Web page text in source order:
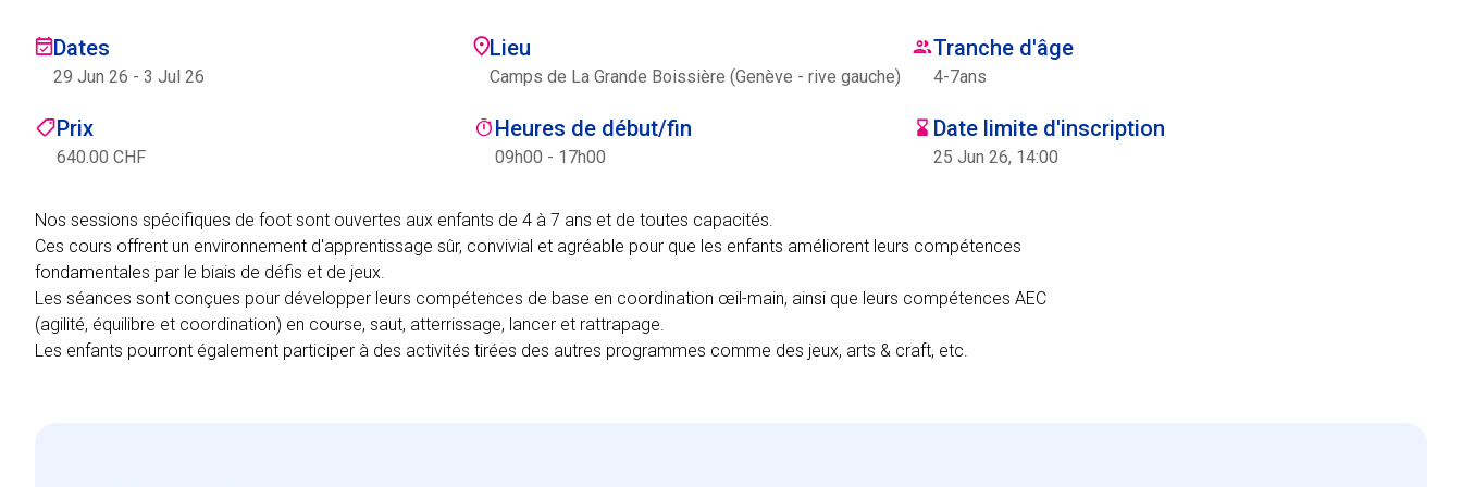
Dates
29 Jun 26 - 3 Jul 26
Lieu
Camps de La Grande Boissière (Genève - rive gauche)
Tranche d'âge
4-7ans
Prix
640.00 CHF
Heures de début/fin
09h00 - 17h00
Date limite d'inscription
25 Jun 26, 14:00
Nos sessions spécifiques de foot sont ouvertes aux enfants de 4 à 7 ans et de toutes capacités.
Ces cours offrent un environnement d'apprentissage sûr, convivial et agréable pour que les enfants améliorent leurs compétences
fondamentales par le biais de défis et de jeux.
Les séances sont conçues pour développer leurs compétences de base en coordination œil-main, ainsi que leurs compétences AEC
(agilité, équilibre et coordination) en course, saut, atterrissage, lancer et rattrapage.
Les enfants pourront également participer à des activités tirées des autres programmes comme des jeux, arts & craft, etc.